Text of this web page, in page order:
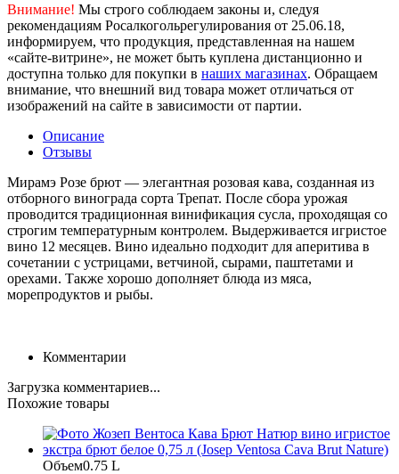
Внимание! Мы строго соблюдаем законы и, следуя
рекомендациям Росалкогольрегулирования от 25.06.18,
информируем, что продукция, представленная на нашем
«сайте-витрине», не может быть куплена дистанционно и
доступна только для покупки в наших магазинах. Обращаем
внимание, что внешний вид товара может отличаться от
изображений на сайте в зависимости от партии.
Описание
Отзывы
Мирамэ Розе брют — элегантная розовая кава, созданная из
отборного винограда сорта Трепат. После сбора урожая
проводится традиционная винификация сусла, проходящая со
строгим температурным контролем. Выдерживается игристое
вино 12 месяцев. Вино идеально подходит для аперитива в
сочетании с устрицами, ветчиной, сырами, паштетами и
орехами. Также хорошо дополняет блюда из мяса,
морепродуктов и рыбы.
Комментарии
Загрузка комментариев...
Похожие товары
Объем0.75 L